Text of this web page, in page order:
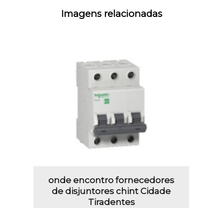
Imagens relacionadas
onde encontro fornecedores
de disjuntores chint Cidade
Tiradentes